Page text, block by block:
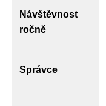
Návštěvnost
ročně
Správce